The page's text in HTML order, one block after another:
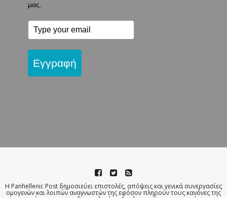
μας.
Εγγραφή
Η Panhellenic Post δημοσιεύει επιστολές, απόψεις και γενικά συνεργασίες
ομογενών και λοιπών αναγνωστών της εφόσον πληρούν τους κανόνες της